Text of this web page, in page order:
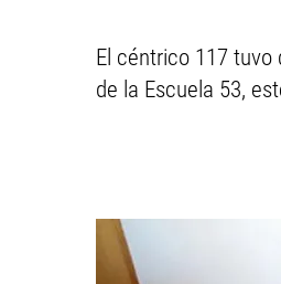
El céntrico 117 tuvo
de la Escuela 53,